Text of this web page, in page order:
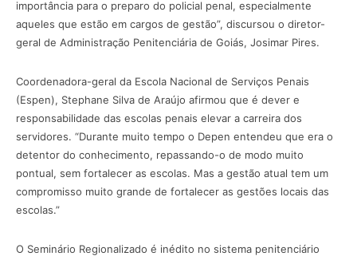
importância para o preparo do policial penal, especialmente
aqueles que estão em cargos de gestão”, discursou o diretor-
geral de Administração Penitenciária de Goiás, Josimar Pires.
Coordenadora-geral da Escola Nacional de Serviços Penais
(Espen), Stephane Silva de Araújo afirmou que é dever e
responsabilidade das escolas penais elevar a carreira dos
servidores. “Durante muito tempo o Depen entendeu que era o
detentor do conhecimento, repassando-o de modo muito
pontual, sem fortalecer as escolas. Mas a gestão atual tem um
compromisso muito grande de fortalecer as gestões locais das
escolas.”
O Seminário Regionalizado é inédito no sistema penitenciário